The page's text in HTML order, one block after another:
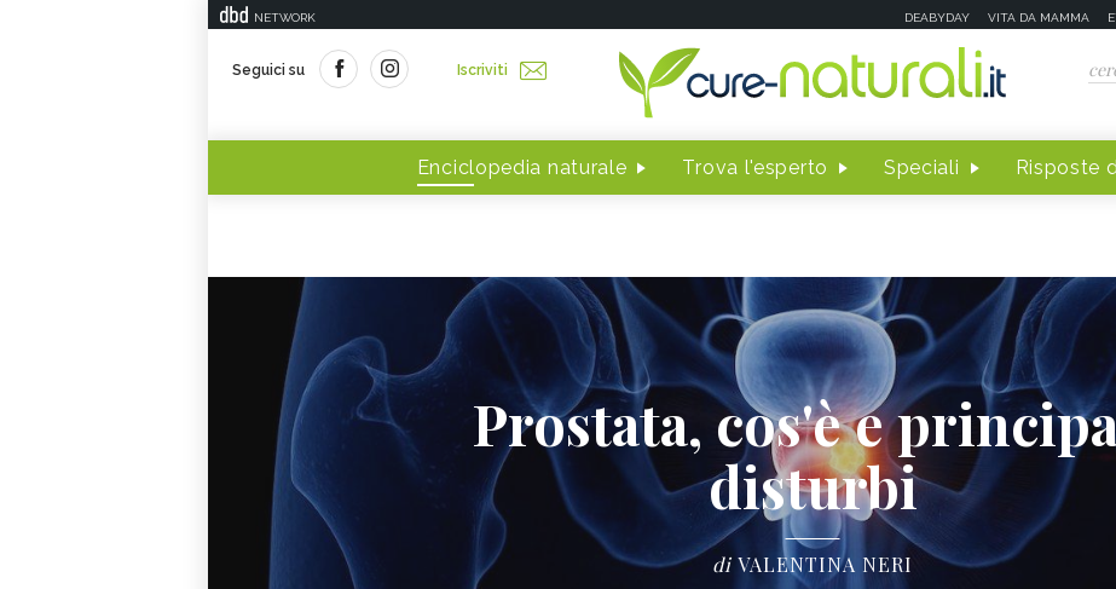
NETWORK DEABYDAY VITA DA MAMMA
Seguici su Iscriviti
Enciclopedia naturale Trova l'esperto Speciali Risposte
Prostata, cos'è e
disturbi
di VALENTINA NERI